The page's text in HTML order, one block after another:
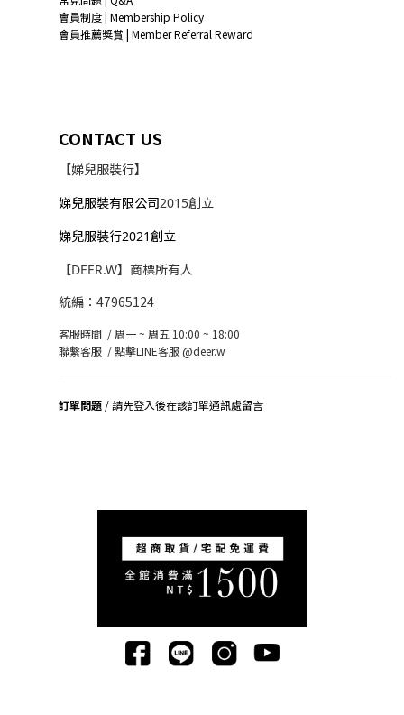
會員制度 | Membership Policy
會員推薦獎賞 | Member Referral Reward
CONTACT US
【娣兒服裝行】
娣兒服裝有限公司2015創立
娣兒服裝行2021創立
【DEER.W】商標所有人
統編：47965124
客服時間 / 周一 ~ 周五 10:00 ~ 18:00
聯繫客服 /點擊LINE客服 @deer.w
訂單問題 / 請先登入後在該訂單通訊處留言